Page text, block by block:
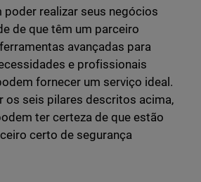
poder realizar seus negócios
de que têm um parceiro
avançadas para
e profissionais
fornecer um serviço ideal.
os seis pilares descritos acima,
ter certeza de que estão
certo de segurança